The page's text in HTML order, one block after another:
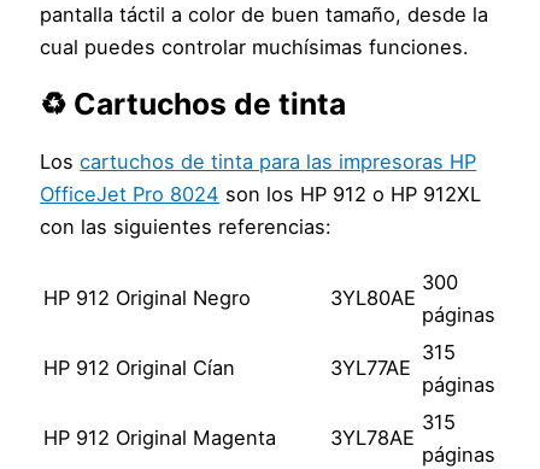
pantalla táctil a color de buen tamaño, desde la
cual puedes controlar muchísimas funciones.
♻️ Cartuchos de tinta
Loscartuchos de tinta para las impresoras HP
OfficeJet Pro 8024 son los HP 912 o HP 912XL
con las siguientes referencias:
HP 912 Original Negro 3YL80AE
300
páginas
HP 912 Original Cían 3YL77AE
315
páginas
HP 912 Original Magenta 3YL78AE
315
páginas